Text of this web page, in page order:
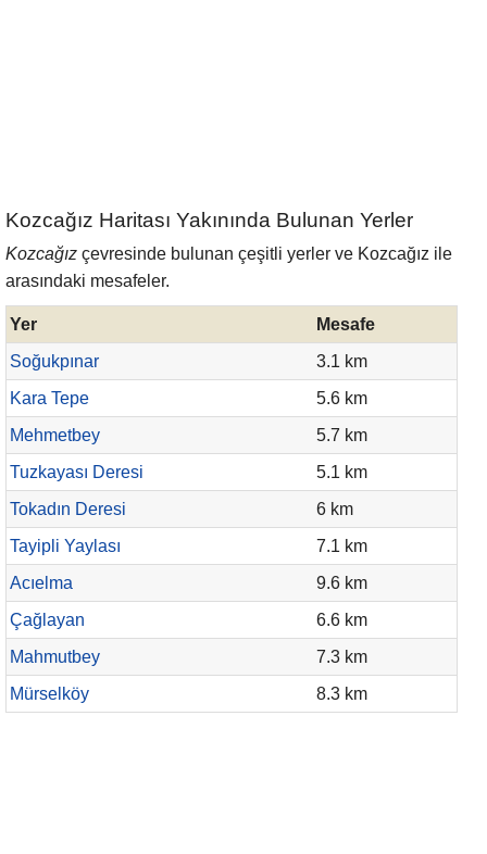
Kozcağız Haritası Yakınında Bulunan Yerler
Kozcağız çevresinde bulunan çeşitli yerler ve Kozcağız ile
arasındaki mesafeler.
Yer
Mesafe
Soğukpınar
3.1 km
Kara Tepe
5.6 km
Mehmetbey
5.7 km
Tuzkayası Deresi
5.1 km
Tokadın Deresi
6 km
Tayipli Yaylası
7.1 km
Acıelma
9.6 km
Çağlayan
6.6 km
Mahmutbey
7.3 km
Mürselköy
8.3 km